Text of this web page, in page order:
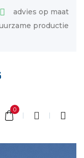
advies op maat
productie
0